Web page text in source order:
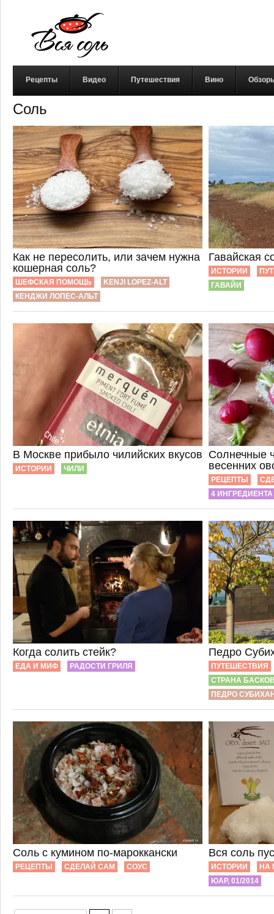
Рецепты Видео Путешествия Вино
Соль
Как не пересолить, или зачем нужна
кошерная соль?
ШЕФСКАЯ ПОМОЩЬ
KENJI LOPEZ-ALT
КЕНДЖИ ЛОПЕС-АЛЬТ
Гавайская
ИСТОРИИ
ГАВАЙИ
В Москве прибыло чилийских вкусов
ИСТОРИИ ЧИЛИ
Солнечные
весенних
РЕЦЕПТЫ
4 ИНГРЕДИЕНТА
Когда солить стейк?
ЕДА И МИФ РАДОСТИ ГРИЛЯ
Педро
ПУТЕШЕСТВИЯ
СТРАНА
ПЕДРО
Соль с кумином по-мароккански
РЕЦЕПТЫ СДЕЛАЙ САМ СОУС
Вся соль
ИСТОРИИ
НА
ЮАР, 01/2014